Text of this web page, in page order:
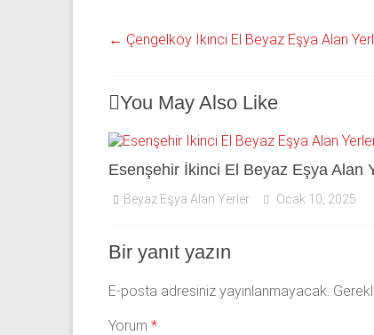
← Çengelköy İkinci El Beyaz Eşya Alan
You May Also Like
Esenşehir İkinci El Beyaz Eşya Alan
Beyaz Eşya Alan Yerler Ocak 10, 2025
Bir yanıt yazın
E-posta adresiniz yayınlanmayacak.
Yorum *